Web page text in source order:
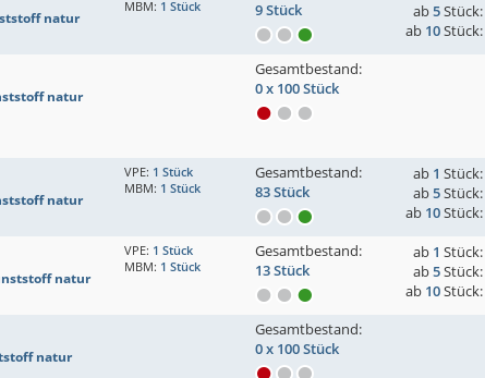
natur
MBM: 1 Stück
9 Stück
ab5Stück:
ab 10Stück:
natur
Gesamtbestand:
0 x 100 Stück
natur
VPE: 1 Stück
MBM: 1 Stück
Gesamtbestand:
83 Stück
ab 1 Stück:
ab5Stück:
ab 10Stück:
natur
VPE: 1 Stück
MBM: 1 Stück
Gesamtbestand:
13 Stück
ab 1 Stück:
ab5Stück:
ab 10Stück:
natur
Gesamtbestand:
0 x 100 Stück